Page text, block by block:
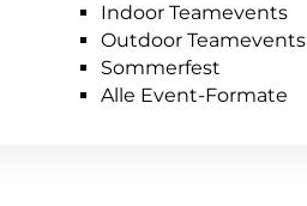
Indoor Teamevents
Outdoor Teamevents
Sommerfest
Alle Event-Formate